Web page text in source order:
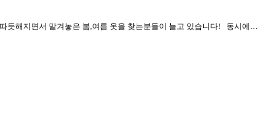
듯해지면서 맡겨놓은 봄,여름 옷을 찾는분들이 늘고 있습니다! 동시에…